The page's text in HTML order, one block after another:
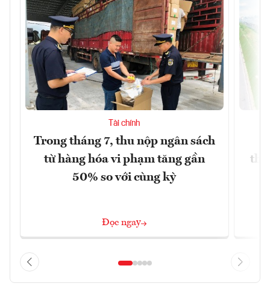
Tài chính
Trong tháng 7, thu nộp ngân sách
từ hàng hóa vi phạm tăng gần
50% so với cùng kỳ
Đọc ngay